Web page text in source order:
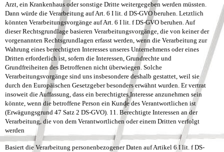
Arzt, ein Krankenhaus oder sonstige Dritte weitergegeben werden müssten.
Dann würde die Verarbeitung auf Art. 6 I lit. d DS-GVO beruhen. Letztlich
könnten Verarbeitungsvorgänge auf Art. 6 I lit. f DS-GVO beruhen. Auf
dieser Rechtsgrundlage basieren Verarbeitungsvorgänge, die von keiner der
vorgenannten Rechtsgrundlagen erfasst werden, wenn die Verarbeitung zur
Wahrung eines berechtigten Interesses unseres Unternehmens oder eines
Dritten erforderlich ist, sofern die Interessen, Grundrechte und
Grundfreiheiten des Betroffenen nicht überwiegen. Solche
Verarbeitungsvorgänge sind uns insbesondere deshalb gestattet, weil sie
durch den Europäischen Gesetzgeber besonders erwähnt wurden. Er vertrat
insoweit die Auffassung, dass ein berechtigtes Interesse anzunehmen sein
könnte, wenn die betroffene Person ein Kunde des Verantwortlichen ist
(Erwägungsgrund 47 Satz 2 DS-GVO). 11. Berechtigte Interessen an der
Verarbeitung, die von dem Verantwortlichen oder einem Dritten verfolgt
werden
Basiert die Verarbeitung personenbezogener Daten auf Artikel 6 I lit. f DS-